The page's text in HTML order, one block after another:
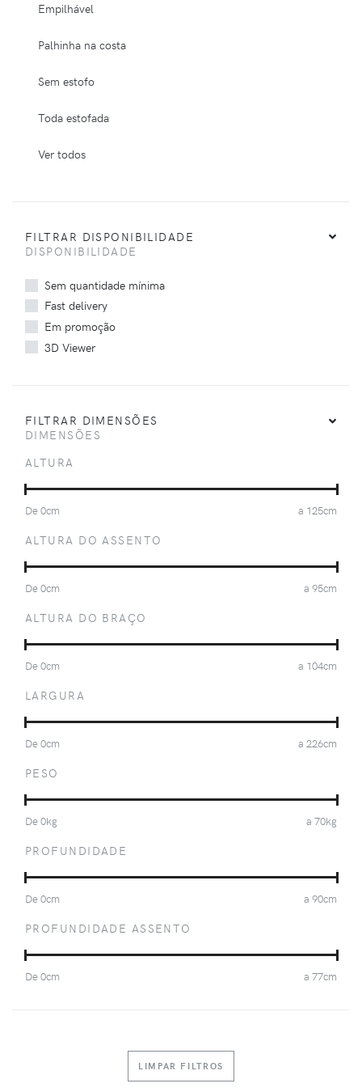
Empilhável
Palhinha na costa
Sem estofo
Toda estofada
Ver todos
FILTRAR DISPONIBILIDADE
DISPONIBILIDADE
Sem quantidade mínima
Fast delivery
Em promoção
3D Viewer
FILTRAR DIMENSÕES
DIMENSÕES
ALTURA
De0cm a 125cm
ALTURA DO ASSENTO
De0cm a 95cm
ALTURA DO BRAÇO
De0cm a 104cm
LARGURA
De0cm a 226cm
PESO
De0kg a 70kg
PROFUNDIDADE
De0cm a 90cm
PROFUNDIDADE ASSENTO
De0cm a 77cm
LIMPAR FILTROS